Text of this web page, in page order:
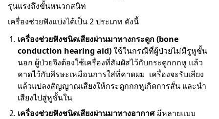
รุนแรงถึงขั้นหนวกสนิท
เครื่องช่วยฟังแบ่งได้เป็น 2 ประเภท ดังนี้
เครื่องช่วยฟังชนิดเสียงผ่านมาทางกระดูก (bone
conduction hearing aid)ใช้ในกรณีที่ผู้ป่วยไม่มีรูหูชั้น
นอก ผู้ป่วยจึงต้องใช้เครื่องที่สัมผัสไว้กับกระดูกกกหู แล้ว
คาดไว้กับศีรษะเหมือนการใส่ที่คาดผม เครื่องจะรับเสียง
แล้วแปลงสัญญาณเสียงให้กระดูกกกหูเกิดการสั่น และนำ
เสียงไปสู่หูชั้นใน
เครื่องช่วยฟังชนิดเสียงผ่านมาทางอากาศมีหลายแบบ